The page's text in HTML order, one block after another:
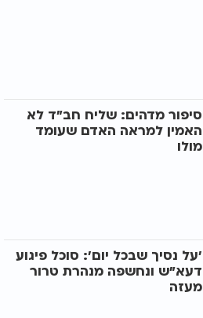
סיפור מדהים: שליח חב"ד לא
האמין למראה האדם שעומד
מולו
'על נסיך שבכל יום': סוכל פיגוע
דעא"ש ונחשפה מנהרת טרור
מעזה